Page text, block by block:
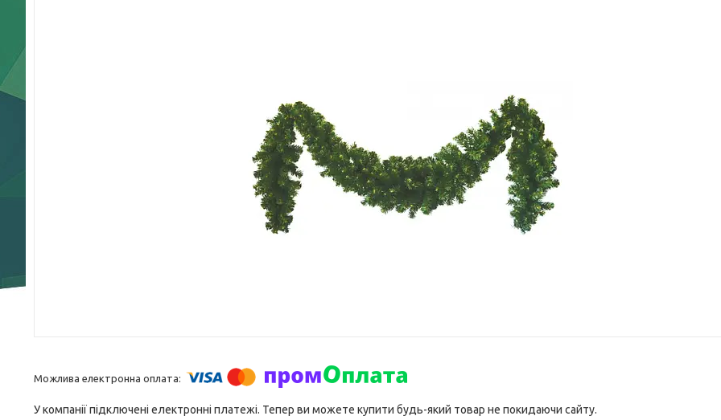
У компанії підключені електронні платежі. Тепер ви можете купити будь-який товар не покидаючи сайту.